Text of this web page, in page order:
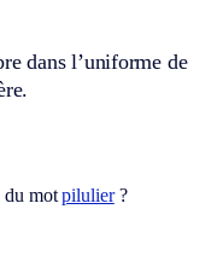
dans l’uniforme de
du motpilulier?